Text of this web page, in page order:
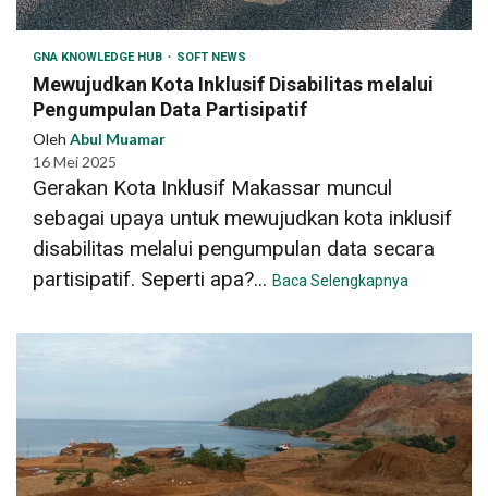
GNA KNOWLEDGE HUB SOFT NEWS
Mewujudkan Kota Inklusif Disabilitas melalui
Pengumpulan Data Partisipatif
Oleh Abul Muamar
16 Mei 2025
Gerakan Kota Inklusif Makassar muncul
sebagai upaya untuk mewujudkan kota inklusif
disabilitas melalui pengumpulan data secara
partisipatif. Seperti apa?... Baca Selengkapnya